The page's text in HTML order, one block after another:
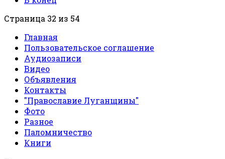
Страница 32 из 54
Главная
Пользовательское соглашение
Аудиозаписи
Видео
Объявления
Контакты
"Православие Луганщины"
Фото
Разное
Паломничество
Книги